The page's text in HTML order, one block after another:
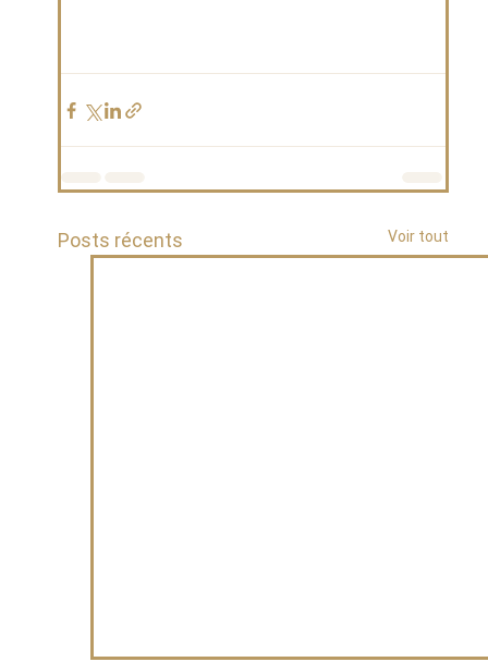
Posts récents Voir tout